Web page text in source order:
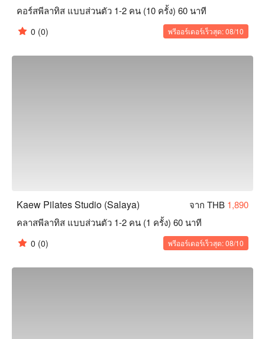
คอร์สพีลาทิส แบบส่วนตัว 1-2 คน (10 ครั้ง) 60 นาที
0 (0) พรีออร์เดอร์เร็วสุด: 08/10
Kaew Pilates Studio (Salaya) จาก THB 1,890
คลาสพีลาทิส แบบส่วนตัว 1-2 คน (1 ครั้ง) 60 นาที
0 (0) พรีออร์เดอร์เร็วสุด: 08/10